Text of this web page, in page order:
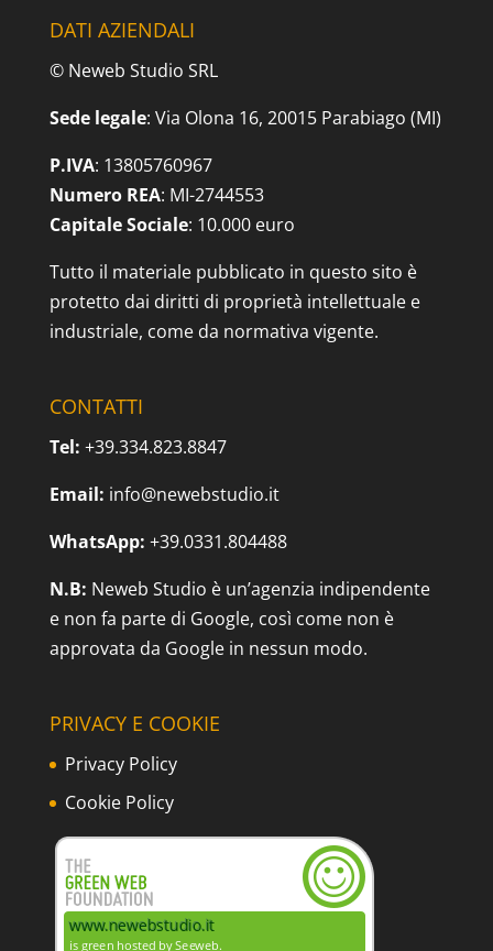
DATI AZIENDALI
© Neweb Studio SRL
Sede legale: Via Olona 16, 20015 Parabiago (MI)
P.IVA: 13805760967
Numero REA: MI-2744553
Capitale Sociale: 10.000 euro
Tutto il materiale pubblicato in questo sito è
protetto dai diritti di proprietà intellettuale e
industriale, come da normativa vigente.
CONTATTI
Tel: +39.334.823.8847
Email: info@newebstudio.it
WhatsApp: +39.0331.804488
N.B: Neweb Studio è un’agenzia indipendente
e non fa parte di Google, così come non è
approvata da Google in nessun modo.
PRIVACY E COOKIE
Privacy Policy
Cookie Policy